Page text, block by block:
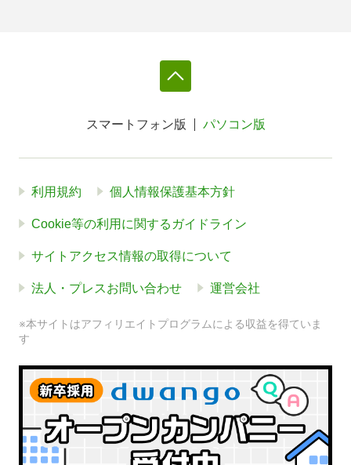
スマートフォン版 パソコン版
利用規約 個人情報保護基本方針
Cookie等の利用に関するガイドライン
サイトアクセス情報の取得について
法人・プレスお問い合わせ 運営会社
※本サイトはアフィリエイトプログラムによる収益を得ていま
す